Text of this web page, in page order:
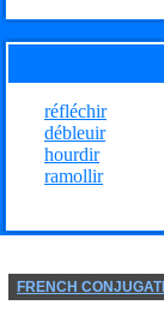
réfléchir
débleuir
hourdir
ramollir
FRENCH